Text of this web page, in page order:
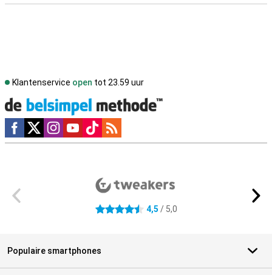
Klantenservice open tot 23.59 uur
Social media
4.5 sterren 4,5 / 5,0
Populaire smartphones